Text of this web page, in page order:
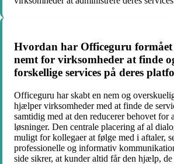
Hvordan har Officeguru formået
nemt for virksomheder at finde
forskellige services på deres
Officeguru har skabt en nem og
hjælper virksomheder med at finde de
samtidig med at den reducerer behovet for
løsninger. Den centrale placering af al
muligt for kollegaer at følge med i aftaler,
professionelle og informativ
side sikrer, at kunder altid får den hjælp,